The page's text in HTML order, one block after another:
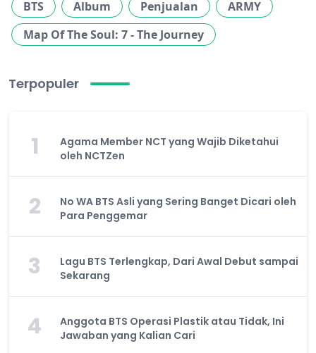
BTS Album Penjualan
ARMY
Map Of The Soul: 7 - The Journey
Terpopuler
1
Agama Member NCT yang Wajib Diketahui
oleh NCTZen
2
No WA BTS Asli yang Sering Banget Dicari oleh
Para Penggemar
3
Lagu BTS Terlengkap, Dari Awal Debut sampai
Sekarang
4
Anggota BTS Operasi Plastik atau Tidak, Ini
Jawaban yang Kalian Cari